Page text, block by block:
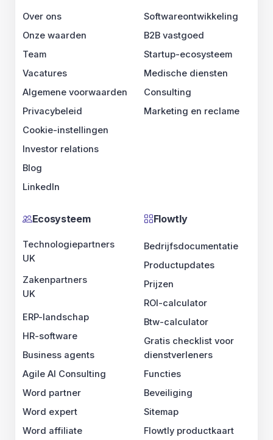
Over ons
Onze waarden
Team
Vacatures
Algemene voorwaarden
Privacybeleid
Cookie-instellingen
Investor relations
Blog
LinkedIn
Softwareontwikkeling
B2B vastgoed
Startup-ecosysteem
Medische diensten
Consulting
Marketing en reclame
Ecosysteem
Technologiepartners
UK
Zakenpartners
UK
ERP-landschap
HR-software
Business agents
Agile AI Consulting
Word partner
Word expert
Word affiliate
Flowtly
Bedrijfsdocumentatie
Productupdates
Prijzen
ROI-calculator
Btw-calculator
Gratis checklist voor
dienstverleners
Functies
Beveiliging
Sitemap
Flowtly productkaart